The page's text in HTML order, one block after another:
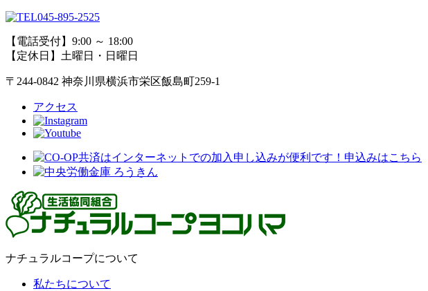
045-895-2525
【電話受付】9:00 ～ 18:00
【定休日】土曜日・日曜日
〒244-0842 神奈川県横浜市栄区飯島町259-1
アクセス
ナチュラルコープについて
私たちについて